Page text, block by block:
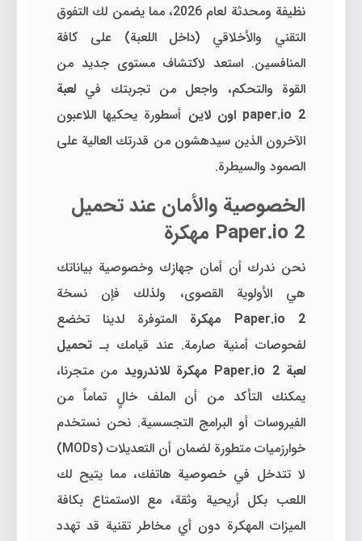
نظيفة ومحدثة لعام 2026، مما يضمن لك التفوق
التقني والأخلاقي (داخل اللعبة) على كافة
المنافسين. استعد لاكتشاف مستوى جديد من
القوة والتحكم، واجعل من تجربتك في لعبة
paper.io 2 اون لاين
أسطورة يحكيها اللاعبون
الآخرون الذين سيدهشون من قدرتك العالية على
الصمود والسيطرة.
الخصوصية والأمان عند تحميل
Paper.io 2 مهكرة
نحن ندرك أن أمان جهازك وخصوصية بياناتك
هي الأولوية القصوى، ولذلك فإن نسخة
Paper.io 2 مهكرة
المتوفرة لدينا تخضع
لفحوصات أمنية صارمة. عند قيامك بـ تحميل
لعبة Paper.io 2 مهكرة للاندرويد
من متجرنا،
يمكنك التأكد من أن الملف خالٍ تماماً من
الفيروسات أو البرامج التجسسية. نحن نستخدم
خوارزميات متطورة لضمان أن التعديلات (MODs)
لا تتدخل في خصوصية هاتفك، مما يتيح لك
اللعب بكل أريحية وثقة، مع الاستمتاع بكافة
الميزات المهكرة دون أي مخاطر تقنية قد تهدد